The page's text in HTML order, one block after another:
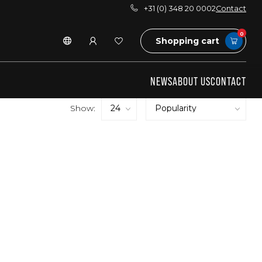
+31 (0) 348 20 0002Contact
Shopping cart
0
NEWSABOUT USCONTACT
Show: